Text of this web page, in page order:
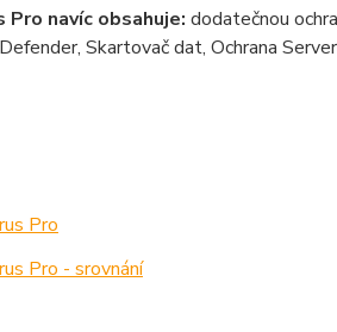
navíc obsahuje: dodatečnou
Skartovač dat, Ochrana
Pro
Pro - srovnání